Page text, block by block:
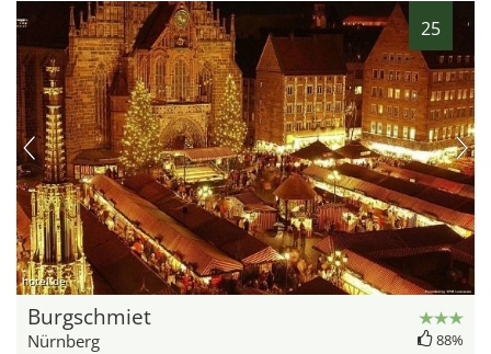
25
hotel.de
Burgschmiet
Nürnberg 88%